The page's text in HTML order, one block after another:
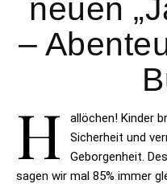
neuen
–
H
allöchen! Kinder
Sicherheit und
Geborgenheit.
sagen wir mal 85% immer